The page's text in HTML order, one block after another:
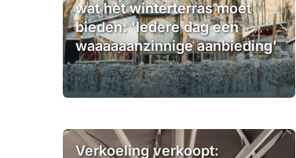
wat het winterterras moet
bieden: 'Iedere dag een
waaaaaanzinnige aanbieding'
Verkoeling verkoopt: